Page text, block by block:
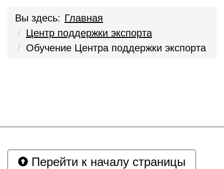
Вы здесь: Главная
Центр поддержки экспорта
Обучение Центра поддержки экспорта
Перейти к началу страницы